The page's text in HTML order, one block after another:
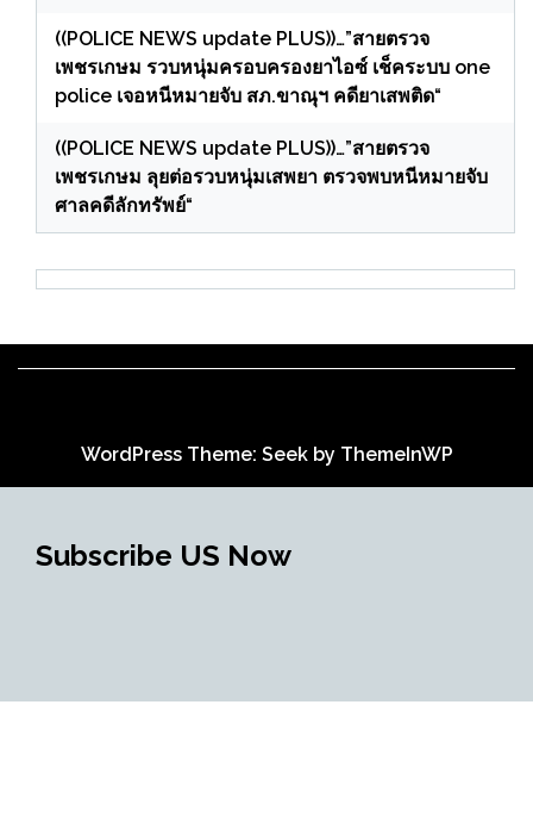
((POLICE NEWS update PLUS))…”สายตรวจ
เพชรเกษม รวบหนุ่มครอบครองยาไอซ์ เช็คระบบ one
police เจอหนีหมายจับ สภ.ขาณุฯ คดียาเสพติด“
((POLICE NEWS update PLUS))…”สายตรวจ
เพชรเกษม ลุยต่อรวบหนุ่มเสพยา ตรวจพบหนีหมายจับ
ศาลคดีลักทรัพย์“
WordPress Theme: Seek by ThemeInWP
Subscribe US Now